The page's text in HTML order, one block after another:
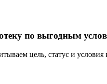
по выгодным
цель, статус и условия